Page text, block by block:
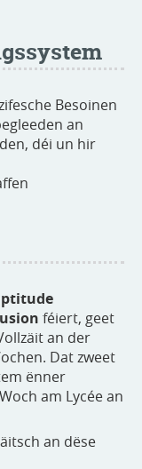
Besoinen
an
déi un hir
féiert, geet
an der
Dat zweet
ënner
am Lycée an
an dëse